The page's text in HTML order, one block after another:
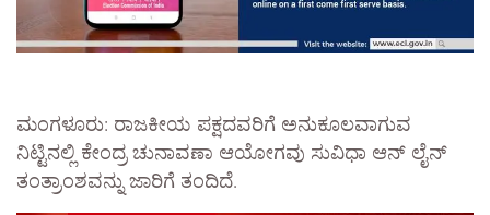
ಮಂಗಳೂರು: ರಾಜಕೀಯ ಪಕ್ಷದವರಿಗೆ ಅನುಕೂಲವಾಗುವ
ನಿಟ್ಟಿನಲ್ಲಿ ಕೇಂದ್ರ ಚುನಾವಣಾ ಆಯೋಗವು ಸುವಿಧಾ ಆನ್ ಲೈನ್
ತಂತ್ರಾಂಶವನ್ನು ಜಾರಿಗೆ ತಂದಿದೆ.